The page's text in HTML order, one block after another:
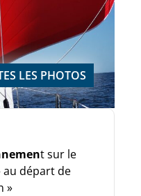
LES PHOTOS
t sur le
au départ de
»